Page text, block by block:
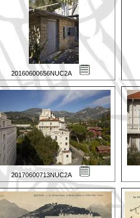
20160600656NUC2A
20170600713NUC2A